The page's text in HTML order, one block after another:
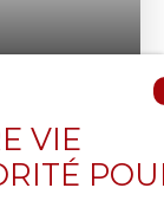
92190
: Niché
VIE